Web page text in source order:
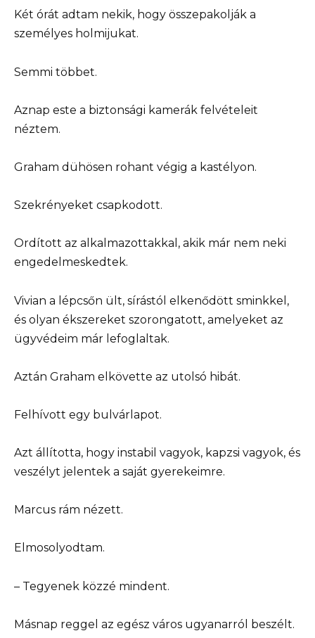
Két órát adtam nekik, hogy összepakolják a
személyes holmijukat.
Semmi többet.
Aznap este a biztonsági kamerák felvételeit
néztem.
Graham dühösen rohant végig a kastélyon.
Szekrényeket csapkodott.
Ordított az alkalmazottakkal, akik már nem neki
engedelmeskedtek.
Vivian a lépcsőn ült, sírástól elkenődött sminkkel,
és olyan ékszereket szorongatott, amelyeket az
ügyvédeim már lefoglaltak.
Aztán Graham elkövette az utolsó hibát.
Felhívott egy bulvárlapot.
Azt állította, hogy instabil vagyok, kapzsi vagyok, és
veszélyt jelentek a saját gyerekeimre.
Marcus rám nézett.
Elmosolyodtam.
– Tegyenek közzé mindent.
Másnap reggel az egész város ugyanarról beszélt.